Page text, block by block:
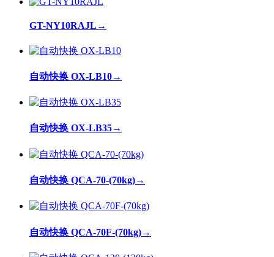
GT-NY10RAJL →
自动快换 OX-LB10→
自动快换 OX-LB35→
自动快换 QCA-70-(70kg)→
自动快换 QCA-70F-(70kg)→